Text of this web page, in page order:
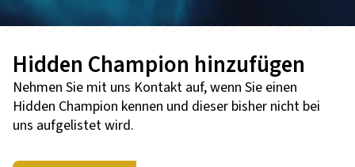
Hidden Champion hinzufügen
Nehmen Sie mit uns Kontakt auf, wenn Sie einen
Hidden Champion kennen und dieser bisher nicht bei
uns aufgelistet wird.